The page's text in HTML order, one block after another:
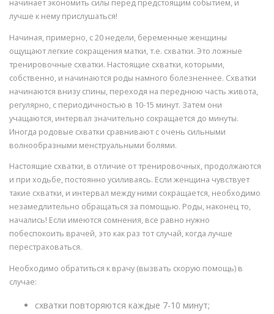
начинает экономить силы перед предстоящим событием, и
лучше к нему прислушаться!
Начиная, примерно, с 20 недели, беременные женщины
ощущают легкие сокращения матки, т.е. схватки. Это ложные
тренировочные схватки. Настоящие схватки, которыми,
собственно, и начинаются роды намного болезненнее. Схватки
начинаются внизу спины, переходя на переднюю часть живота,
регулярно, с периодичностью в 10-15 минут. Затем они
учащаются, интервал значительно сокращается до минуты.
Иногда родовые схватки сравнивают с очень сильными
волнообразными менструальными болями.
Настоящие схватки, в отличие от тренировочных, продолжаются
и при ходьбе, постоянно усиливаясь. Если женщина чувствует
такие схватки, и интервал между ними сокращается, необходимо
незамедлительно обращаться за помощью. Роды, наконец то,
начались! Если имеются сомнения, все равно нужно
побеспокоить врачей, это как раз тот случай, когда лучше
перестраховаться.
Необходимо обратиться к врачу (вызвать скорую помощь) в
случае:
схватки повторяются каждые 7-10 минут;